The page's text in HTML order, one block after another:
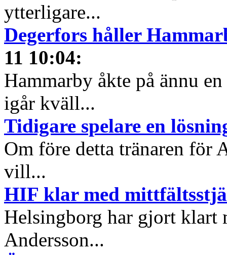
ytterligare...
Degerfors håller
11 10:04:
Hammarby åkte på ännu
igår kväll...
Tidigare spelare en
Om före detta tränaren för
vill...
HIF klar med
Helsingborg har gjort klart
Andersson...